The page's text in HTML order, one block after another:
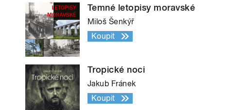
Temné letopisy moravské
Miloš Šenkýř
Koupit
Tropické noci
Jakub Fránek
Koupit